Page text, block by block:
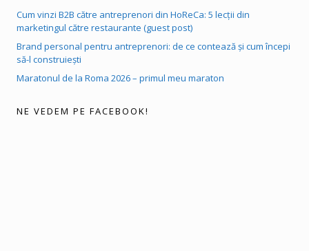
Cum vinzi B2B către antreprenori din HoReCa: 5 lecții din
marketingul către restaurante (guest post)
Brand personal pentru antreprenori: de ce contează și cum începi
să-l construiești
Maratonul de la Roma 2026 – primul meu maraton
NE VEDEM PE FACEBOOK!